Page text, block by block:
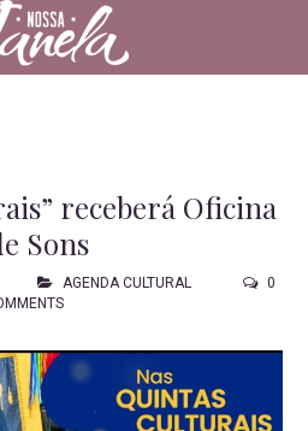
receberá Oficina
Sons
AGENDA CULTURAL
0